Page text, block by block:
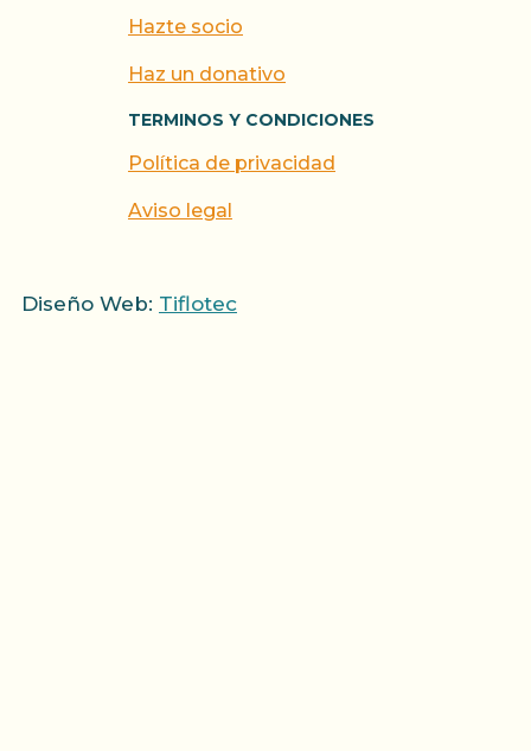
Hazte socio
Haz un donativo
TERMINOS Y CONDICIONES
Política de privacidad
Aviso legal
Diseño Web: Tiflotec